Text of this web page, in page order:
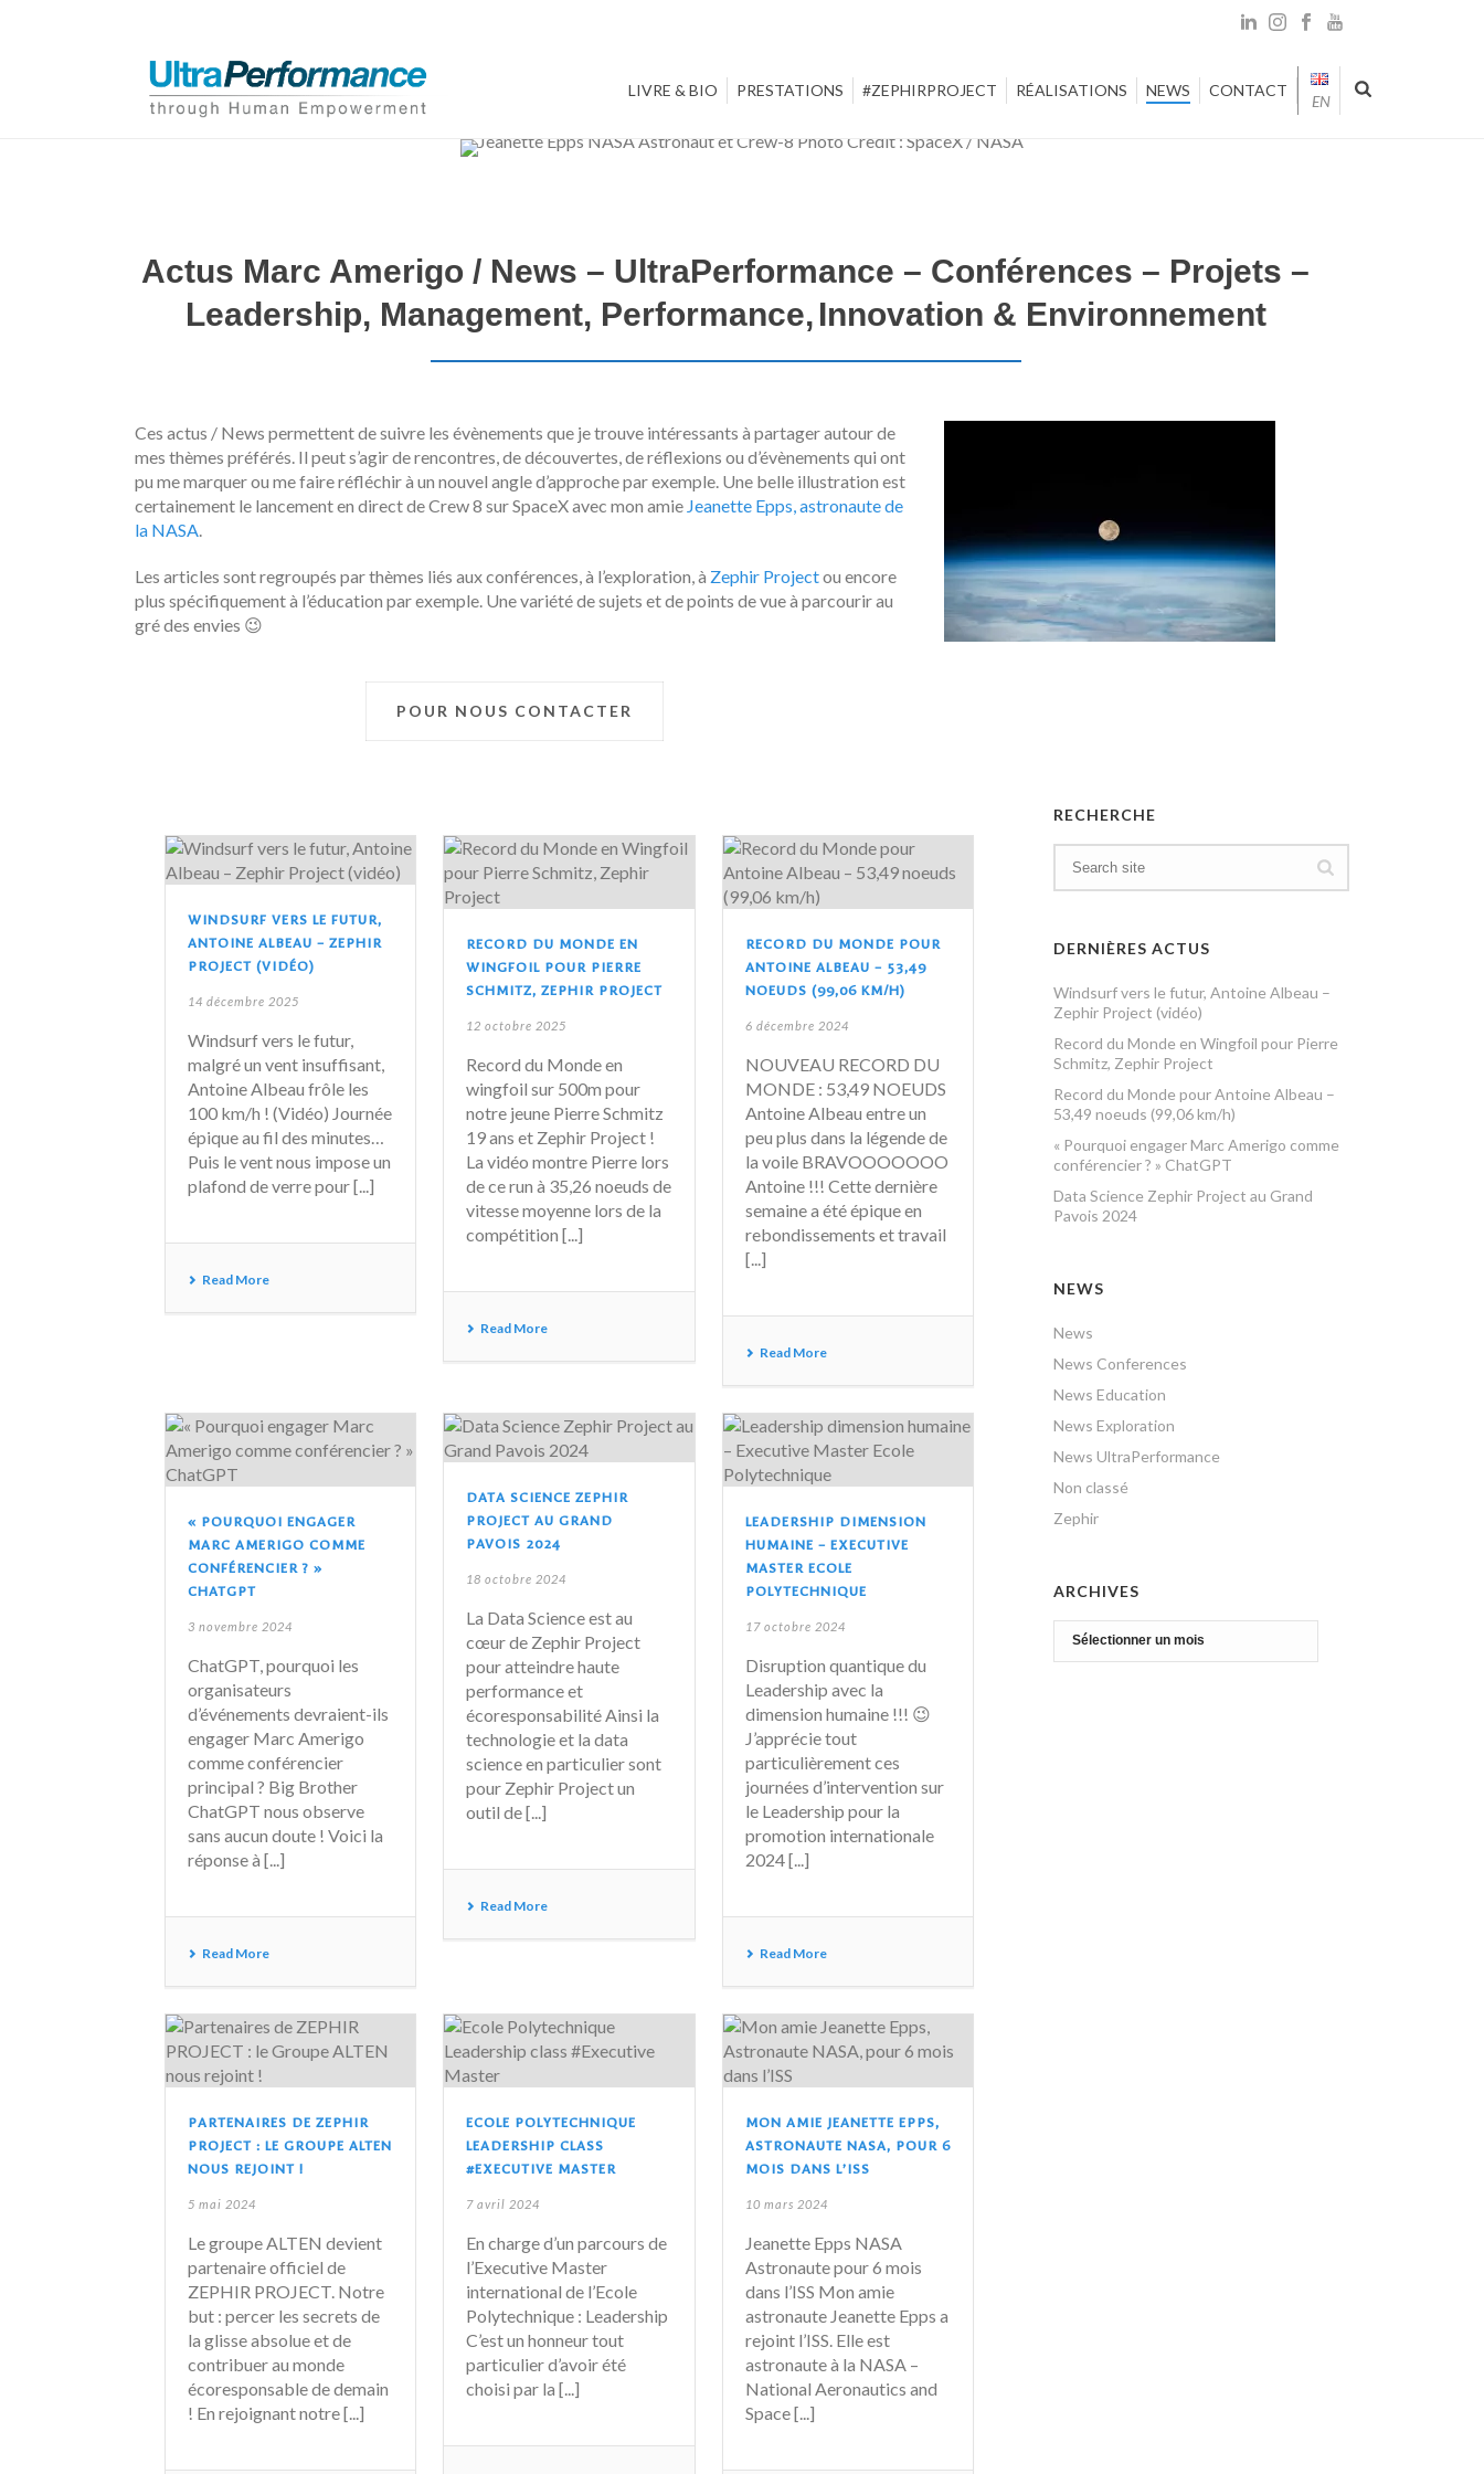
LIVRE & BIO PRESTATIONS #ZEPHIRPROJECT RÉALISATIONS NEWS CONTACT
EN
Actus Marc Amerigo / News – UltraPerformance – Conférences – Projets –
Leadership, Management, Performance, Innovation & Environnement
Ces actus / News permettent de suivre les évènements que je trouve intéressants à partager autour de
mes thèmes préférés. Il peut s’agir de rencontres, de découvertes, de réflexions ou d’évènements qui ont
pu me marquer ou me faire réfléchir à un nouvel angle d’approche par exemple. Une belle illustration est
certainement le lancement en direct de Crew 8 sur SpaceX avec mon amie Jeanette Epps, astronaute de
la NASA.
Les articles sont regroupés par thèmes liés aux conférences, à l’exploration, à Zephir Projectou encore
plus spécifiquement à l’éducation par exemple. Une variété de sujets et de points de vue à parcourir au
gré des envies 😉
POUR NOUS CONTACTER
WINDSURF VERS LE FUTUR,
ANTOINE ALBEAU – ZEPHIR
PROJECT (VIDÉO)
14 décembre 2025
Windsurf vers le futur,
malgré un vent insuffisant,
Antoine Albeau frôle les
100 km/h ! (Vidéo) Journée
épique au fil des minutes…
Puis le vent nous impose un
plafond de verre pour [...]
Read More
RECORD DU MONDE EN
WINGFOIL POUR PIERRE
SCHMITZ, ZEPHIR PROJECT
12 octobre 2025
Record du Monde en
wingfoil sur 500m pour
notre jeune Pierre Schmitz
19 ans et Zephir Project !
La vidéo montre Pierre lors
de ce run à 35,26 noeuds de
vitesse moyenne lors de la
compétition [...]
Read More
RECORD DU MONDE POUR
ANTOINE ALBEAU – 53,49
NOEUDS (99,06 KM/H)
6 décembre 2024
NOUVEAU RECORD DU
MONDE : 53,49 NOEUDS
Antoine Albeau entre un
peu plus dans la légende de
la voile BRAVOOOOOOO
Antoine !!! Cette dernière
semaine a été épique en
rebondissements et travail
[...]
Read More
« POURQUOI ENGAGER
MARC AMERIGO COMME
CONFÉRENCIER ? »
CHATGPT
3 novembre 2024
ChatGPT, pourquoi les
organisateurs
d’événements devraient-ils
engager Marc Amerigo
comme conférencier
principal ? Big Brother
ChatGPT nous observe
sans aucun doute ! Voici la
réponse à [...]
Read More
DATA SCIENCE ZEPHIR
PROJECT AU GRAND
PAVOIS 2024
18 octobre 2024
La Data Science est au
cœur de Zephir Project
pour atteindre haute
performance et
écoresponsabilité Ainsi la
technologie et la data
science en particulier sont
pour Zephir Project un
outil de [...]
Read More
LEADERSHIP DIMENSION
HUMAINE – EXECUTIVE
MASTER ECOLE
POLYTECHNIQUE
17 octobre 2024
Disruption quantique du
Leadership avec la
dimension humaine !!! 😉
J’apprécie tout
particulièrement ces
journées d’intervention sur
le Leadership pour la
promotion internationale
2024 [...]
Read More
PARTENAIRES DE ZEPHIR
PROJECT : LE GROUPE ALTEN
NOUS REJOINT !
5 mai 2024
Le groupe ALTEN devient
partenaire officiel de
ZEPHIR PROJECT. Notre
but : percer les secrets de
la glisse absolue et de
contribuer au monde
écoresponsable de demain
! En rejoignant notre [...]
ECOLE POLYTECHNIQUE
LEADERSHIP CLASS
#EXECUTIVE MASTER
7 avril 2024
En charge d’un parcours de
l’Executive Master
international de l’Ecole
Polytechnique : Leadership
C’est un honneur tout
particulier d’avoir été
choisi par la [...]
MON AMIE JEANETTE EPPS,
ASTRONAUTE NASA, POUR 6
MOIS DANS L’ISS
10 mars 2024
Jeanette Epps NASA
Astronaute pour 6 mois
dans l’ISS Mon amie
astronaute Jeanette Epps a
rejoint l’ISS. Elle est
astronaute à la NASA –
National Aeronautics and
Space [...]
RECHERCHE
DERNIÈRES ACTUS
Windsurf vers le futur, Antoine Albeau –
Zephir Project (vidéo)
Record du Monde en Wingfoil pour Pierre
Schmitz, Zephir Project
Record du Monde pour Antoine Albeau –
53,49 noeuds (99,06 km/h)
« Pourquoi engager Marc Amerigo comme
conférencier ? » ChatGPT
Data Science Zephir Project au Grand
Pavois 2024
NEWS
News
News Conferences
News Education
News Exploration
News UltraPerformance
Non classé
Zephir
ARCHIVES
Archives